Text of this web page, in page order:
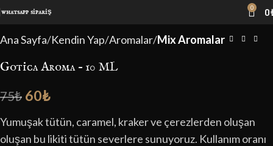
whatsapp sipariş 0 0
-20%
Ana Sayfa Kendin Yap Aromalar Mix Aromalar
Gotica Aroma – 10 ML
75₺ 60₺
Yumuşak tütün, caramel, kraker ve çerezlerden oluşan
oluşan bu likiti tütün severlere sunuyoruz. Kullanım oranı